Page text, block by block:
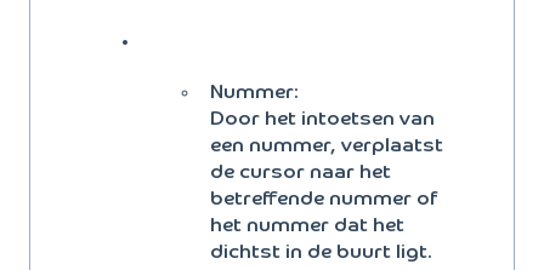
Nummer:
Door het intoetsen van
een nummer, verplaatst
de cursor naar het
betreffende nummer of
het nummer dat het
dichtst in de buurt ligt.